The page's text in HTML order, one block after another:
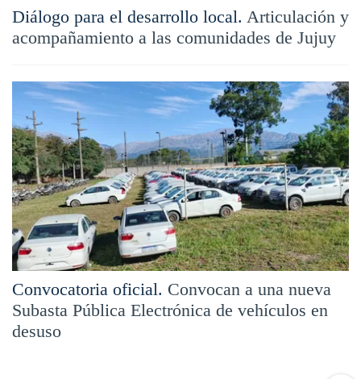
Diálogo para el desarrollo local. Articulación y
acompañamiento a las comunidades de Jujuy
Convocatoria oficial. Convocan a una nueva
Subasta Pública Electrónica de vehículos en
desuso